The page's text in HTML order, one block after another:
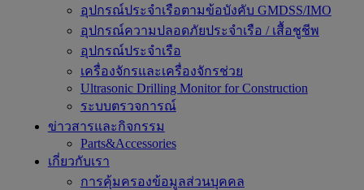
อุปกรณ์ประจำเรือตามข้อบังคับ GMDSS/IMO
อุปกรณ์ความปลอดภัยประจำเรือ / เสื้อชูชีพ
อุปกรณ์ประจำเรือ
เครื่องจักรและเครื่องจักรช่วย
Ultrasonic Drilling Monitor for Construction
ระบบตรวจการณ์
ข่าวสารและกิจกรรม
Parts&Accessories
เกี่ยวกับเรา
การคุ้มครองข้อมูลส่วนบุคคล